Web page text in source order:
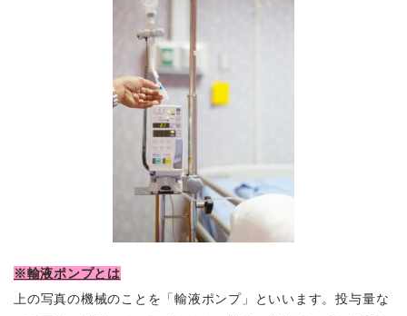
※輸液ポンプとは
上の写真の機械のことを「輸液ポンプ」といいます。投与量な